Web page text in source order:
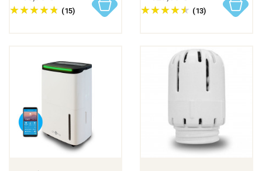
(15) (13)